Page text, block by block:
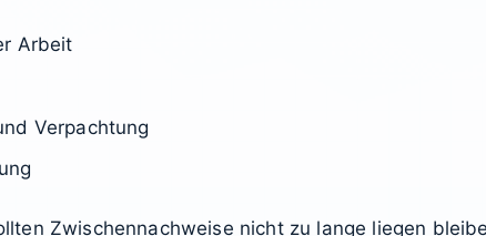
Arbeit
Verpachtung
Zwischennachweise nicht zu lange liegen